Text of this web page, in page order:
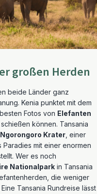
großen Herden
beide Länder ganz
Kenia punktet mit dem
Fotos von Elefanten
schießen können. Tansania
Ngorongoro Krater , einer
mit einer enormen
Wer es noch
Nationalpark in Tansania
die weniger
Tansania Rundreise lässt